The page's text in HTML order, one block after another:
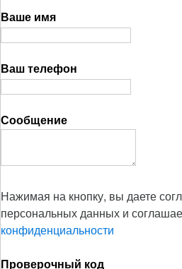
Ваше имя
Ваш телефон
Сообщение
Нажимая на кнопку, вы даете
персональных данных и
конфиденциальности
Проверочный код